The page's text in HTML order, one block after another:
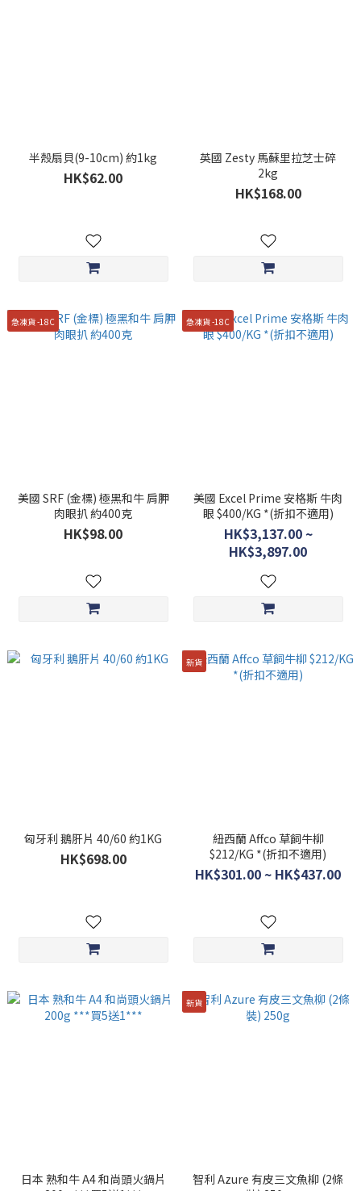
半殼扇貝(9-10cm) 約1kg
HK$62.00
英國 Zesty 馬蘇里拉芝士碎
2kg
HK$168.00
急凍貨 -18C
美國 SRF (金標) 極黑和牛 肩胛
肉眼扒 約400克
HK$98.00
急凍貨 -18C
美國 Excel Prime 安格斯 牛肉
眼 $400/KG *(折扣不適用)
HK$3,137.00 ~
HK$3,897.00
匈牙利 鵝肝片 40/60 約1KG
HK$698.00
新貨
紐西蘭 Affco 草飼牛柳
$212/KG *(折扣不適用)
HK$301.00 ~ HK$437.00
日本 熟和牛 A4 和尚頭火鍋片
新貨
智利 Azure 有皮三文魚柳 (2條